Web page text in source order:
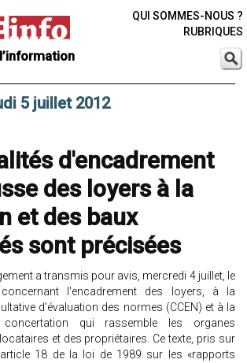
QUI SOMMES-NOUS ?
RUBRIQUES
5 juillet 2012
d'encadrement
des loyers à la
et des baux
sont précisées
a transmis pour avis, mercredi 4 juillet, le
l'encadrement des loyers, à la
d'évaluation des normes (CCEN) et à la
qui rassemble les organes
et des propriétaires. Ce texte, pris sur
18 de la loi de 1989 sur les «rapports